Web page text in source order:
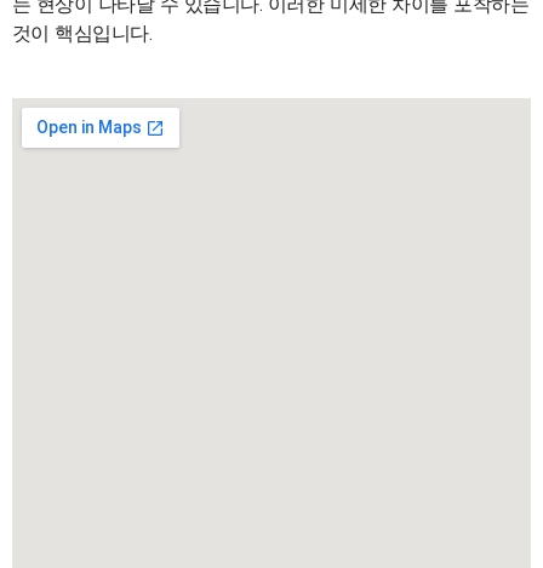
는 현상이 나타날 수 있습니다. 이러한 미세한 차이를 포착하는
것이 핵심입니다.